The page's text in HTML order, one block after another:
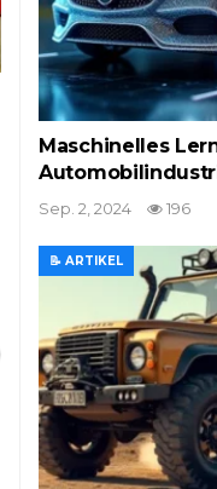
Maschinelles
Sep. 2, 2024 196
📝 ARTIKEL